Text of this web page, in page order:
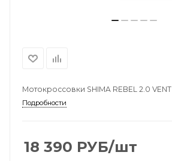
Мотокроссовки SHIMA REBEL 2.0 VENT
Подробности
18 390 РУБ/шт